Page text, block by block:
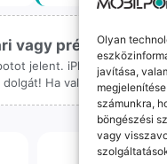
Olyan
javítása,
számunkra,
böngészési
vagy
vagy prémium
jelent. iPhone-oknál
Ha valahol (pl.